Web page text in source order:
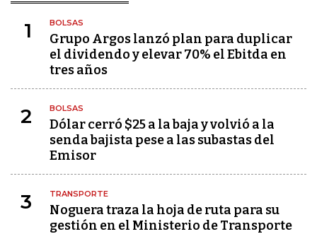
1 BOLSAS
Grupo Argos lanzó plan para duplicar
el dividendo y elevar 70% el Ebitda en
tres años
2 BOLSAS
Dólar cerró $25 a la baja y volvió a la
senda bajista pese a las subastas del
Emisor
3 TRANSPORTE
Noguera traza la hoja de ruta para su
gestión en el Ministerio de Transporte